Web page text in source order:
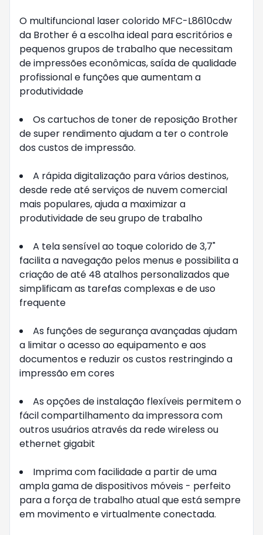
O multifuncional laser colorido MFC-L8610cdw
da Brother é a escolha ideal para escritórios e
pequenos grupos de trabalho que necessitam
de impressões econômicas, saída de qualidade
profissional e funções que aumentam a
produtividade
Os cartuchos de toner de reposição Brother
de super rendimento ajudam a ter o controle
dos custos de impressão.
A rápida digitalização para vários destinos,
desde rede até serviços de nuvem comercial
mais populares, ajuda a maximizar a
produtividade de seu grupo de trabalho
A tela sensível ao toque colorido de 3,7"
facilita a navegação pelos menus e possibilita a
criação de até 48 atalhos personalizados que
simplificam as tarefas complexas e de uso
frequente
As funções de segurança avançadas ajudam
a limitar o acesso ao equipamento e aos
documentos e reduzir os custos restringindo a
impressão em cores
As opções de instalação flexíveis permitem o
fácil compartilhamento da impressora com
outros usuários através da rede wireless ou
ethernet gigabit
Imprima com facilidade a partir de uma
ampla gama de dispositivos móveis - perfeito
para a força de trabalho atual que está sempre
em movimento e virtualmente conectada.